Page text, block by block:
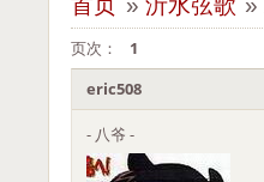
首页 » 沂水弦歌 »
页次： 1
eric508
- 八爷 -